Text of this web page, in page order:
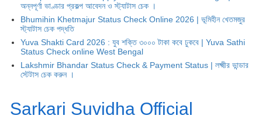
অন্নপূর্ণা ভাণ্ডার প্রকল্প আবেদন ও স্ট্যাটাস চেক ।
Bhumihin Khetmajur Status Check Online 2026 | ভূমিহীন খেতমজুর
স্ট্যাটাস চেক পদ্ধতি
Yuva Shakti Card 2026 : যুব শক্তি ৩০০০ টাকা কবে ঢুকবে | Yuva Sathi
Status Check online West Bengal
Lakshmir Bhandar Status Check & Payment Status | লক্ষ্মীর ভান্ডার
স্টেটাস চেক করুন ।
Sarkari Suvidha Official